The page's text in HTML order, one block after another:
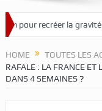
recréer la gravité sur
HOME TOUTES LES
RAFALE : LA FRANCE ET
DANS 4 SEMAINES ?